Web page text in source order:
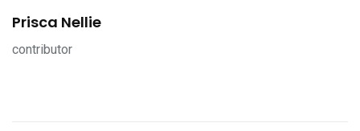
Prisca Nellie
contributor